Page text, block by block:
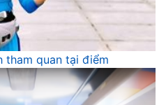
tham quan tại điểm